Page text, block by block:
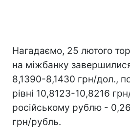
Нагадаємо, 25 лютого
на міжбанку
8,1390-8,1430 грн/дол.,
рівні 10,8123-10,8216
російському рублю -
грн/рубль.